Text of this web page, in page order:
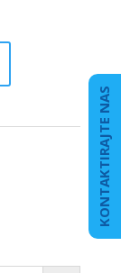
KONTAKTIRAJTE NAS